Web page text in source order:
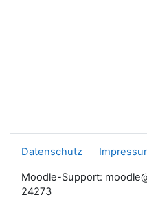
Datenschutz
Moodle-Support:
24273